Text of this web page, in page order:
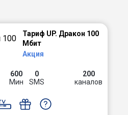
Тариф UP. Дракон 100
Мбит
Акция
600
Мин
0
SMS
200
каналов